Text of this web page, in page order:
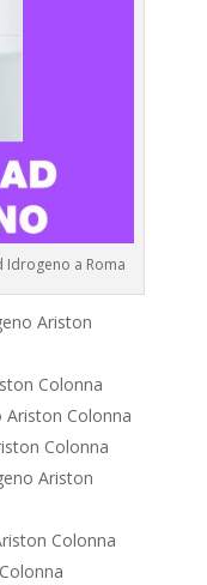
Idrogeno a Roma
Ariston
Colonna
Ariston Colonna
Colonna
Ariston
Colonna